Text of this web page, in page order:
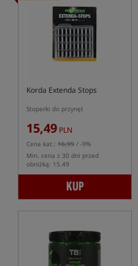
Korda Extenda Stops
Stoperki do przynęt
15,49 PLN
Cena kat.: 16,99 / -9%
Min. cena z 30 dni przed
obniżką: 15.49
KUP